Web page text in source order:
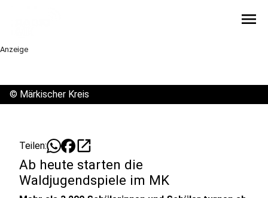
menu
Anzeige
© Märkischer Kreis
Teilen: open_in_new
Ab heute starten die
Waldjugendspiele im MK